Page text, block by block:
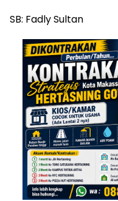
SB: Fadly Sultan